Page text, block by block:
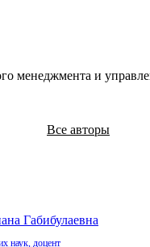
менеджмента и
Все авторы
Габибулаевна
наук, доцент